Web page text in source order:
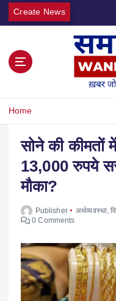
Create News
Home
सोने की कीमतों
13,000 रुपये
मौका?
Publisher अर्थव्यवस्था,
0 Comments